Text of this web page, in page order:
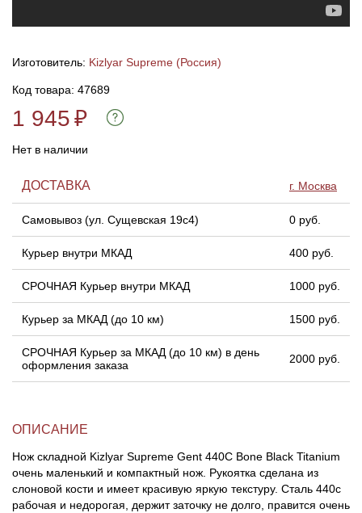
Изготовитель: Kizlyar Supreme (Россия)
Код товара: 47689
1 945₽
Нет в наличии
ДОСТАВКА г. Москва
Самовывоз (ул. Сущевская 19с4) 0 руб.
Курьер внутри МКАД 400 руб.
СРОЧНАЯ Курьер внутри МКАД 1000 руб.
Курьер за МКАД (до 10 км) 1500 руб.
СРОЧНАЯ Курьер за МКАД (до 10 км) в день
оформления заказа
2000 руб.
ОПИСАНИЕ
Нож складной Kizlyar Supreme Gent 440C Bone Black Titanium
очень маленький и компактный нож. Рукоятка сделана из
слоновой кости и имеет красивую яркую текстуру. Сталь 440с
рабочая и недорогая, держит заточку не долго, правится очень
Кликеры для лука
Киссеры для лука